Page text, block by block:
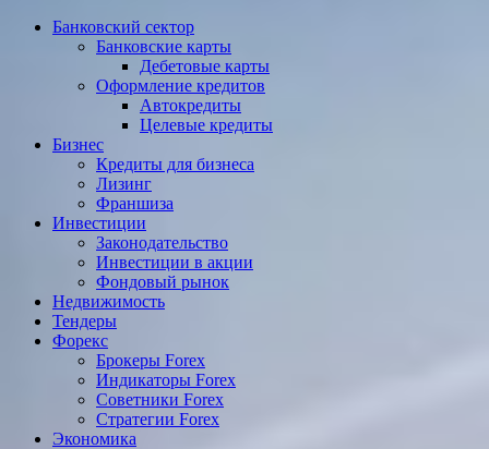
Банковский сектор
Банковские карты
Дебетовые карты
Оформление кредитов
Автокредиты
Целевые кредиты
Бизнес
Кредиты для бизнеса
Лизинг
Франшиза
Инвестиции
Законодательство
Инвестиции в акции
Фондовый рынок
Недвижимость
Тендеры
Форекс
Брокеры Forex
Индикаторы Forex
Советники Forex
Стратегии Forex
Экономика